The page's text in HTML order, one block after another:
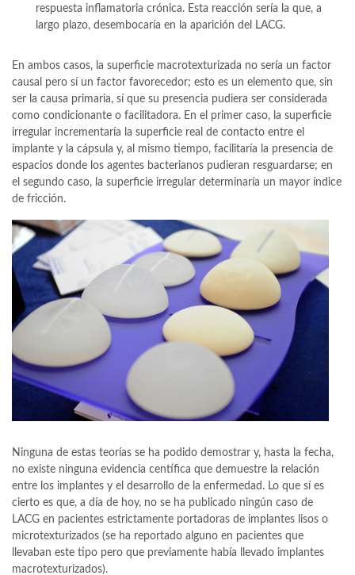
respuesta inflamatoria crónica. Esta reacción sería la que, a
largo plazo, desembocaría en la aparición del LACG.
En ambos casos, la superficie macrotexturizada no sería un factor
causal pero sí un factor favorecedor; esto es un elemento que, sin
ser la causa primaria, sí que su presencia pudiera ser considerada
como condicionante o facilitadora. En el primer caso, la superficie
irregular incrementaría la superficie real de contacto entre el
implante y la cápsula y, al mismo tiempo, facilitaría la presencia de
espacios donde los agentes bacterianos pudieran resguardarse; en
el segundo caso, la superficie irregular determinaría un mayor índice
de fricción.
Ninguna de estas teorías se ha podido demostrar y, hasta la fecha,
no existe ninguna evidencia centífica que demuestre la relación
entre los implantes y el desarrollo de la enfermedad. Lo que sí es
cierto es que, a día de hoy, no se ha publicado ningún caso de
LACG en pacientes estrictamente portadoras de implantes lisos o
microtexturizados (se ha reportado alguno en pacientes que
llevaban este tipo pero que previamente había llevado implantes
macrotexturizados).